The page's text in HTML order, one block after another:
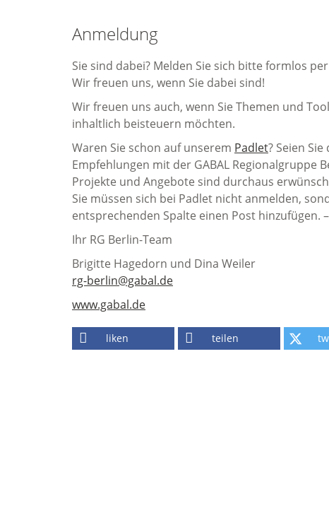
Anmeldung
Sie sind dabei? Melden Sie sich bitte formlos
Wir freuen uns, wenn Sie dabei sind!
Wir freuen uns auch, wenn Sie Themen und
inhaltlich beisteuern möchten.
Waren Sie schon auf unserem Padlet? Seien
Empfehlungen mit der GABAL Regionalgruppe
Projekte und Angebote sind durchaus
Sie müssen sich bei Padlet nicht anmelden,
entsprechenden Spalte einen Post hinzufügen.
Ihr RG Berlin-Team
Brigitte Hagedorn und Dina Weiler
rg-berlin@gabal.de
www.gabal.de
liken teilen